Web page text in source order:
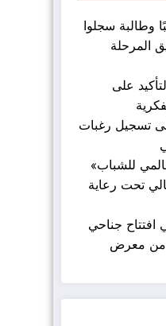
السويس: 156 طالبًا وطالبة سجلوا
المرحلة
على
تسجيل رغبات
للشباب»
تحت رعاية
جناحي
من معرض